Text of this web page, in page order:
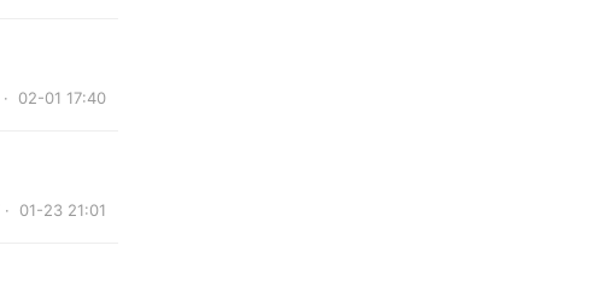
· 02-01 17:40
· 01-23 21:01